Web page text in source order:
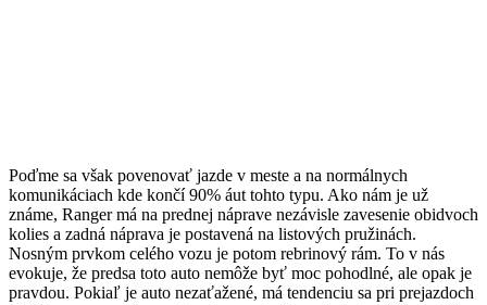
Poďme sa však povenovať jazde v meste a na normálnych
komunikáciach kde končí 90% áut tohto typu. Ako nám je už
známe, Ranger má na prednej náprave nezávisle zavesenie obidvoch
kolies a zadná náprava je postavená na listových pružinách.
Nosným prvkom celého vozu je potom rebrinový rám. To v nás
evokuje, že predsa toto auto nemôže byť moc pohodlné, ale opak je
pravdou. Pokiaľ je auto nezaťažené, má tendenciu sa pri prejazdoch